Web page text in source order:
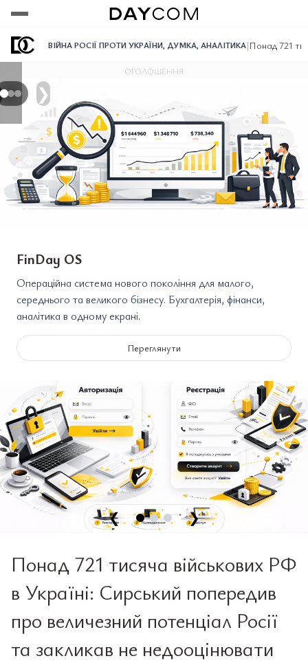
ВІЙНА РОСІЇ ПРОТИ УКРАЇНИ, ДУМКА, АНАЛІТИКА|Понад 721
Переглянути
Переглянути
Переглянути
❯
ОГОЛОШЕННЯ
FinDay OS
Операційна система нового покоління для малого,
середнього та великого бізнесу. Бухгалтерія, фінанси,
аналітика в одному екрані.
Переглянути
❮ ❯
Понад 721 тисяча військових РФ
в Україні: Сирський попередив
про величезний потенціал Росії
та закликав не недооцінювати